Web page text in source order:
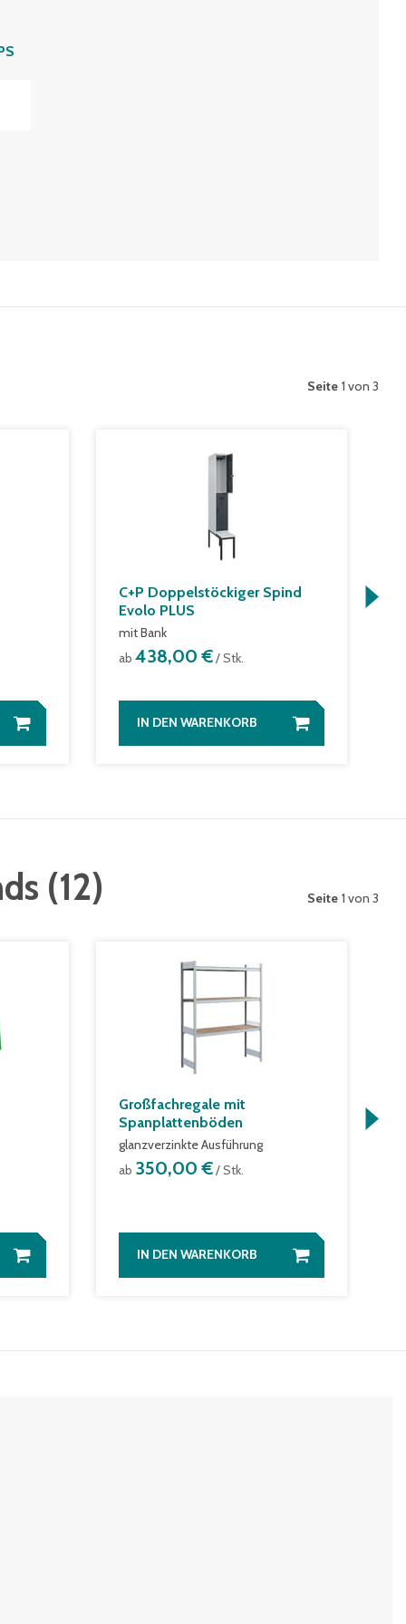
Seite 1 von 3
C+P Doppelstöckiger Spind
Evolo PLUS
mit Bank
ab 438,00 €/ Stk.
IN DEN WARENKORB
(12) Seite 1 von 3
Großfachregale mit
Spanplattenböden
glanzverzinkte Ausführung
ab 350,00 €/ Stk.
IN DEN WARENKORB